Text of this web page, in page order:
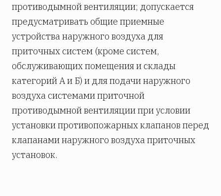
противодымной вентиляции; допускается
предусматривать общие приемные
устройства наружного воздуха для
приточных систем (кроме систем,
обслуживающих помещения и склады
категорий А и Б) и для подачи наружного
воздуха системами приточной
противодымной вентиляции при условии
установки противопожарных клапанов перед
клапанами наружного воздуха приточных
установок.